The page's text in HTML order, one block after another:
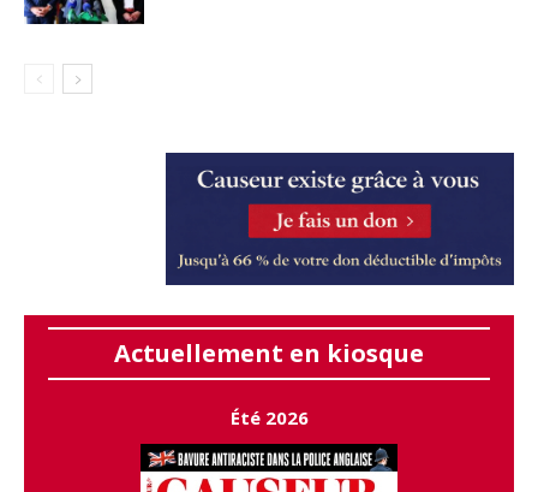
Actuellement en kiosque
Été 2026